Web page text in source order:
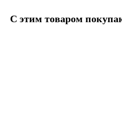
С этим товаром